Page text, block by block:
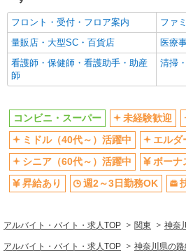
コンビニ・スーパー
同じ特徴から求人を探す
未経験歓迎
ミド
扶養内勤務OK
交通
社会保険あり
フロント・受付・フロア案内
ファ
量販店・大型SC・百貨店
医療
看護師・保健師・看護助手・助産
師
清掃
コンビニ・スーパー 未経験歓迎
ミドル（40代～）活躍中
エルダ
シニア（60代～）活躍中
ボーナ
昇給あり
週2～3日勤務OK
アルバイト・バイト・求人TOP 関東 神奈
アルバイト・バイト・求人TOP 神奈川県の路